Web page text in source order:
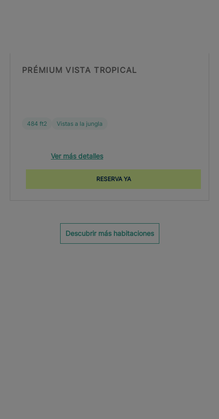
PRÉMIUM VISTA TROPICAL
484 ft2 Vistas a la jungla
Ver más detalles
RESERVA YA
Descubrir más habitaciones